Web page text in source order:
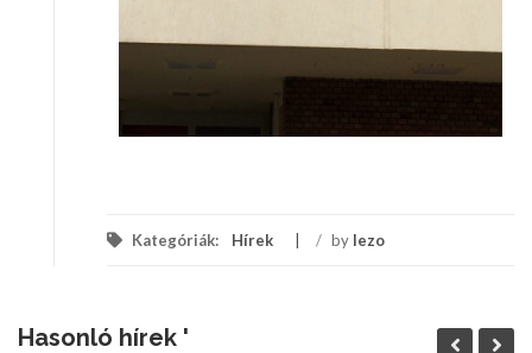
Kategóriák: Hírek / by lezo
Hasonló hírek '